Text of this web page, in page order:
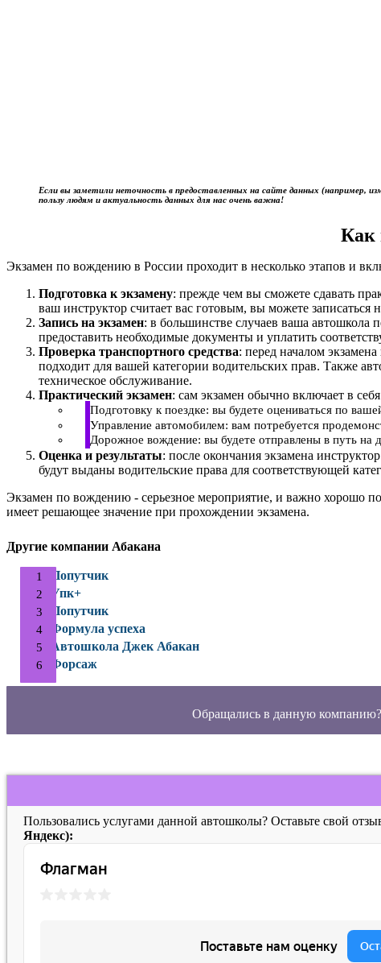
Если вы заметили неточность в предоставленных на сайте данных (например,
пользу людям и актуальность данных для нас очень важна!
Как
Экзамен по вождению в России проходит в несколько этапов и
Подготовка к экзамену: прежде чем вы сможете сдавать
ваш инструктор считает вас готовым, вы можете записаться
Запись на экзамен: в большинстве случаев ваша
предоставить необходимые документы и уплатить
Проверка транспортного средства: перед началом
подходит для вашей категории водительских прав. Также
техническое обслуживание.
Практический экзамен: сам экзамен обычно включает в
Подготовку к поездке: вы будете оцениваться по
Управление автомобилем: вам потребуется
Дорожное вождение: вы будете отправлены в путь на
Оценка и результаты: после окончания экзамена
будут выданы водительские права для соответствующей
Экзамен по вождению - серьезное мероприятие, и важно хорошо
имеет решающее значение при прохождении экзамена.
Другие компании Абакана
Попутчик
Упк+
Попутчик
Формула успеха
Автошкола Джек Абакан
Форсаж
Обращались в данную
Пользовались услугами данной автошколы? Оставьте свой
Яндекс):